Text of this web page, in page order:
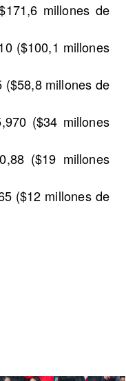
millones de
($100,1 millones
($58,8 millones de
($34 millones
($19 millones
($12 millones de